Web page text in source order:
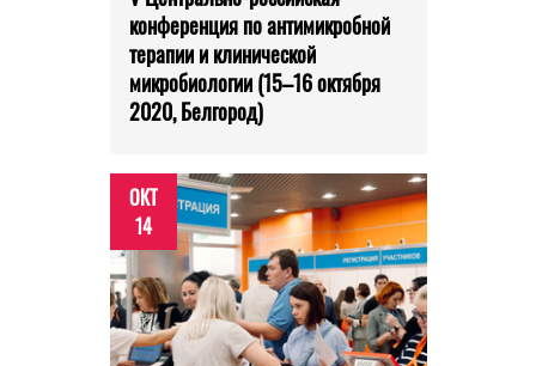
конференция по антимикробной
терапии и клинической
микробиологии (15–16 октября
2020, Белгород)
ОКТ
14